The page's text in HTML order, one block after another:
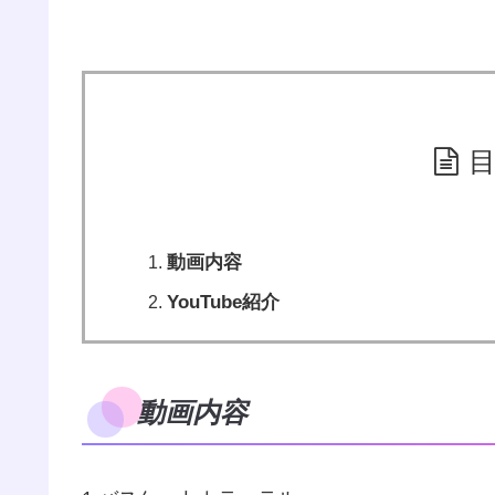
動画内容
YouTube紹介
動画内容